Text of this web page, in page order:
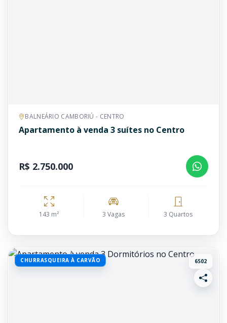
BALNEÁRIO CAMBORIÚ - CENTRO
Apartamento à venda 3 suítes no Centro
R$ 2.750.000
143 m² 3 Vagas 3 Quartos
CHURRASQUEIRA À CARVÃO 6502